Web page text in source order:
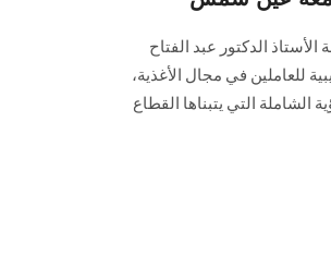
الدكتور عبد الفتاح
للعاملين في مجال الأغذية،
الشاملة التي يتبناها القطاع